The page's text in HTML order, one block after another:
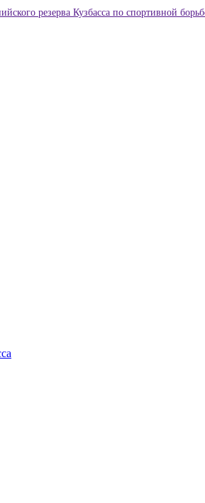
резерва Кузбасса по спортивной